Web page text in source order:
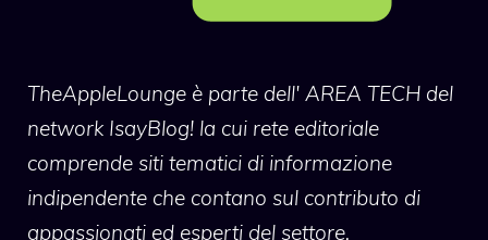
TheAppleLounge è parte dell' AREA TECH del
network IsayBlog! la cui rete editoriale
comprende siti tematici di informazione
indipendente che contano sul contributo di
appassionati ed esperti del settore.